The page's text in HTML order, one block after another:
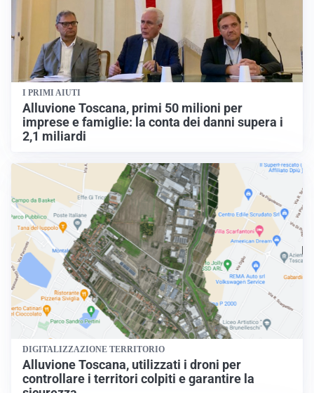
I PRIMI AIUTI
Alluvione Toscana, primi 50 milioni per
imprese e famiglie: la conta dei danni supera i
2,1 miliardi
DIGITALIZZAZIONE TERRITORIO
Alluvione Toscana, utilizzati i droni per
controllare i territori colpiti e garantire la